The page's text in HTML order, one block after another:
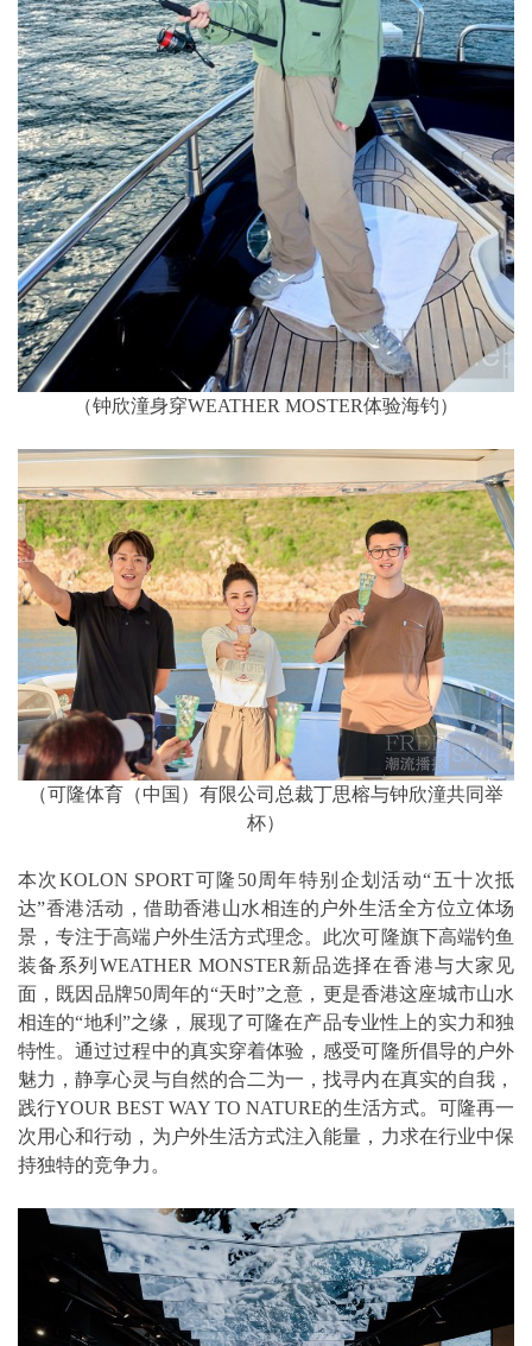
（钟欣潼身穿WEATHER MOSTER体验海钓）
（可隆体育（中国）有限公司总裁丁思榕与钟欣潼共同举
杯）
本次KOLON SPORT可隆50周年特别企划活动“五十次抵
达”香港活动，借助香港山水相连的户外生活全方位立体场
景，专注于高端户外生活方式理念。此次可隆旗下高端钓鱼
装备系列WEATHER MONSTER新品选择在香港与大家见
面，既因品牌50周年的“天时”之意，更是香港这座城市山水
相连的“地利”之缘，展现了可隆在产品专业性上的实力和独
特性。通过过程中的真实穿着体验，感受可隆所倡导的户外
魅力，静享心灵与自然的合二为一，找寻内在真实的自我，
践行YOUR BEST WAY TO NATURE的生活方式。可隆再一
次用心和行动，为户外生活方式注入能量，力求在行业中保
持独特的竞争力。